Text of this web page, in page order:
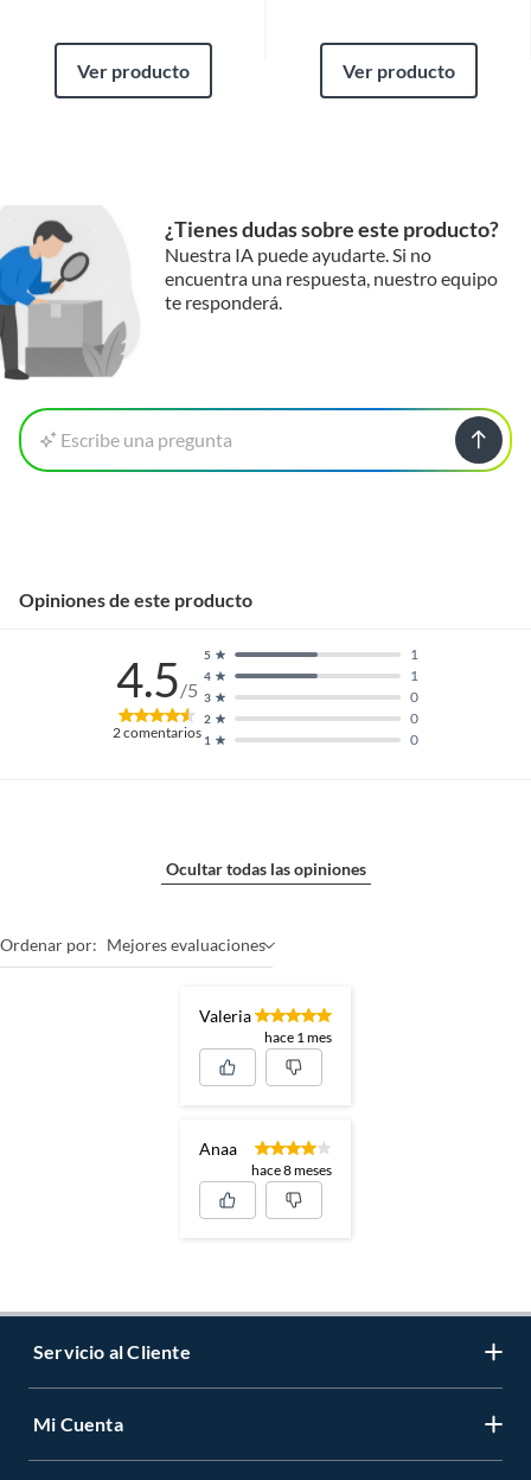
Ver producto Ver producto
¿Tienes dudas sobre este producto?
Nuestra IA puede ayudarte. Si no
encuentra una respuesta, nuestro equipo
te responderá.
Escribe una pregunta
Opiniones de este producto
4.5/5
2comentarios 1 0
2 0
3 0
4 1
5 1
Ocultar todas las opiniones
Ordenar por: Mejores evaluaciones
Valeria
hace 1 mes
Anaa
hace 8 meses
Servicio al Cliente
Contáctanos
Mi Cuenta